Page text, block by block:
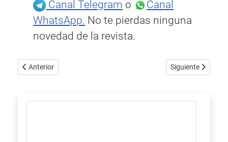
Canal Telegram o
Canal
WhatsApp. No te pierdas ninguna
novedad de la revista.
Artículo anterior: Triangle revela todos los detalles del sistema
Anterior Artículo siguiente:
Siguiente